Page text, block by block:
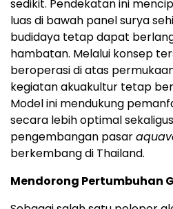
sedikit. Pendekatan ini
luas di bawah panel surya
budidaya tetap dapat
hambatan. Melalui konsep
beroperasi di atas
kegiatan akuakultur tetap
Model ini mendukung
secara lebih optimal
pengembangan pasar
berkembang di Thailand.
Mendorong Pertumbuhan